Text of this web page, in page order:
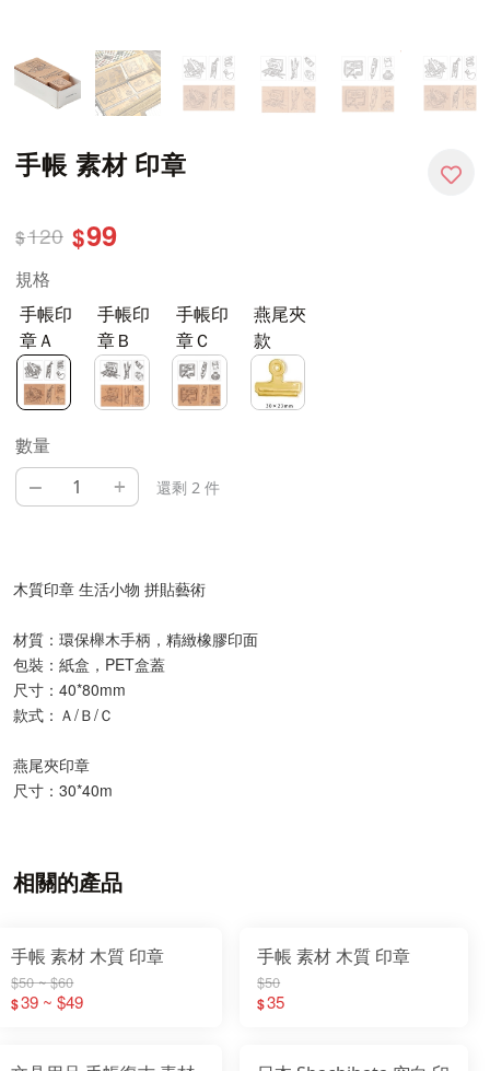
手帳 素材 印章
$120 $99
規格
手帳印
章Ａ
手帳印
章Ｂ
手帳印
章Ｃ
燕尾夾
款
數量
– + 還剩 2 件
木質印章 生活小物 拼貼藝術
材質：環保櫸木手柄，精緻橡膠印面
包裝：紙盒，PET盒蓋
尺寸：40*80mm
款式：Ａ/Ｂ/Ｃ
燕尾夾印章
尺寸：30*40m
相關的產品
手帳 素材 木質 印章
$50 ~ $60
$39 ~ $49
手帳 素材 木質 印章
$50
$35